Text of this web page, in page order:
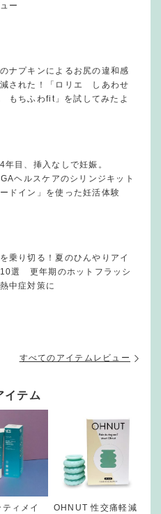
ー
ナプキンによるお尻の違和感
された！「ロリエ しあわせ
もちふわfit」を試してみたよ
年目、挿入なしで妊娠。
ヘルスケアのシリンジキット
ードイン」を使った妊活体験
乗り切る！夏のひんやりアイ
選 更年期のホットフラッシ
中症対策に
すべてのアイテムレビュー
イテム
ィメイ
OHNUT 性交痛軽減